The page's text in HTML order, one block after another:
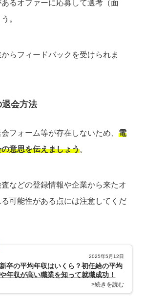
るオファーに応募して選考（面
。
らフィードバックを受けられま
会方法
フォーム等が存在しないため、 電
意思を伝えましょう。
などの登録情報や企業から来たオ
可能性がある点には注意してくだ
2025年5月12日
新卒の平均年収はいくら？初任給の平均
や年収が高い職業を知って就職成功！
>続きを読む